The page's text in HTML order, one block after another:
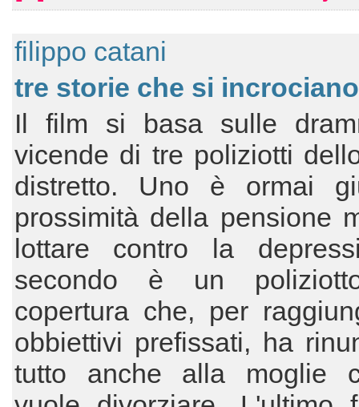
filippo catani
tre storie che si incrociano
Il film si basa sulle
vicende di tre poliziotti
distretto. Uno è ormai
prossimità della pensione
lottare contro la
secondo è un
copertura che, per
obbiettivi prefissati, ha
tutto anche alla moglie